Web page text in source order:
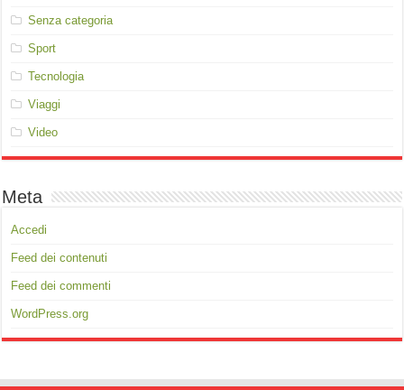
Senza categoria
Sport
Tecnologia
Viaggi
Video
Meta
Accedi
Feed dei contenuti
Feed dei commenti
WordPress.org